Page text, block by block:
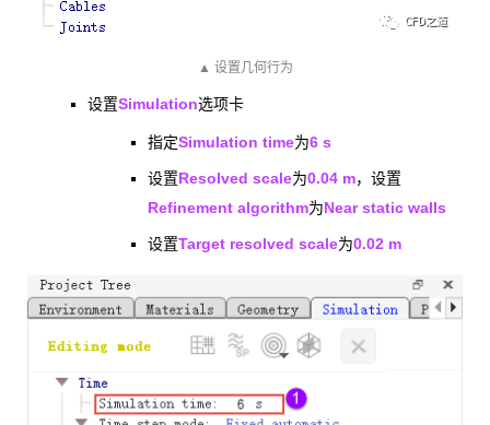
▲ 设置几何行为
设置Simulation选项卡
指定Simulation time为6 s
设置Resolved scale为0.04 m，设置
Refinement algorithm为Near static walls
设置Target resolved scale为0.02 m